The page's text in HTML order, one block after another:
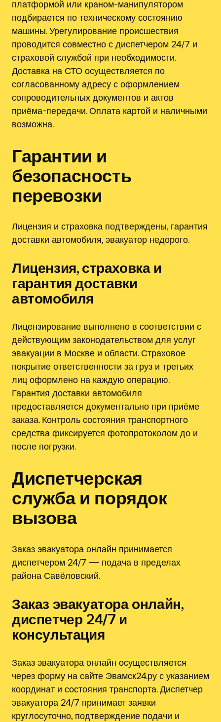
платформой или краном-манипулятором
подбирается по техническому состоянию
машины. Урегулирование происшествия
проводится совместно с диспетчером 24/7 и
страховой службой при необходимости.
Доставка на СТО осуществляется по
согласованному адресу с оформлением
сопроводительных документов и актов
приёма-передачи. Оплата картой и наличными
возможна.
Гарантии и
безопасность
перевозки
Лицензия и страховка подтверждены, гарантия
доставки автомобиля, эвакуатор недорого.
Лицензия, страховка и
гарантия доставки
автомобиля
Лицензирование выполнено в соответствии с
действующим законодательством для услуг
эвакуации в Москве и области. Страховое
покрытие ответственности за груз и третьих
лиц оформлено на каждую операцию.
Гарантия доставки автомобиля
предоставляется документально при приёме
заказа. Контроль состояния транспортного
средства фиксируется фотопротоколом до и
после погрузки.
Диспетчерская
служба и порядок
вызова
Заказ эвакуатора онлайн принимается
диспетчером 24/7 — подача в пределах
района Савёловский.
Заказ эвакуатора онлайн,
диспетчер 24/7 и
консультация
Заказ эвакуатора онлайн осуществляется
через форму на сайте Эвамск24.ру с указанием
координат и состояния транспорта. Диспетчер
эвакуатора 24/7 принимает заявки
круглосуточно, подтверждение подачи и